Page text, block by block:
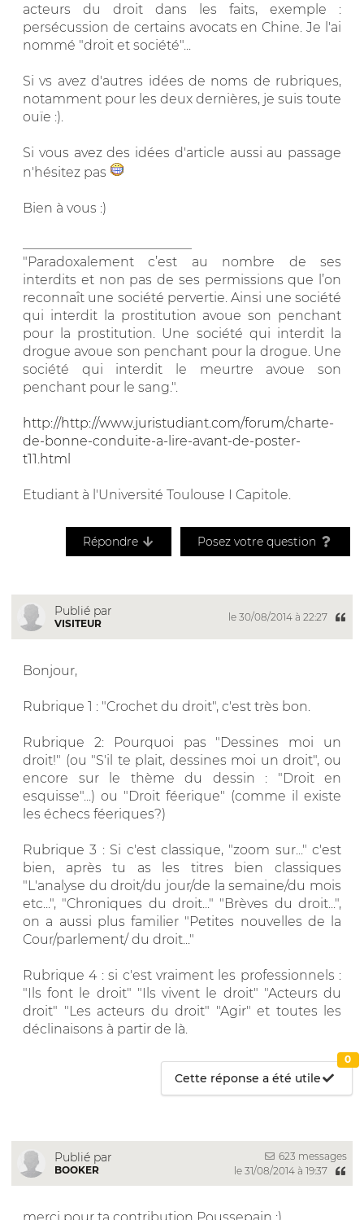
acteurs du droit dans les faits, exemple :
persécussion de certains avocats en Chine. Je l'ai
nommé "droit et société"...
Si vs avez d'autres idées de noms de rubriques,
notamment pour les deux dernières, je suis toute
ouïe :).
Si vous avez des idées d'article aussi au passage
n'hésitez pas
Bien à vous :)
"Paradoxalement c’est au nombre de ses
interdits et non pas de ses permissions que l’on
reconnaît une société pervertie. Ainsi une société
qui interdit la prostitution avoue son penchant
pour la prostitution. Une société qui interdit la
drogue avoue son penchant pour la drogue. Une
société qui interdit le meurtre avoue son
penchant pour le sang.".
http://http://www.juristudiant.com/forum/charte-
de-bonne-conduite-a-lire-avant-de-poster-
t11.html
Etudiant à l'Université Toulouse I Capitole.
Répondre Posez votre question
Publié par
VISITEUR
le 30/08/2014 à 22:27
Bonjour,
Rubrique 1 : "Crochet du droit", c'est très bon.
Rubrique 2: Pourquoi pas "Dessines moi un
droit!" (ou "S'il te plait, dessines moi un droit", ou
encore sur le thème du dessin : "Droit en
esquisse"...) ou "Droit féerique" (comme il existe
les échecs féeriques?)
Rubrique 3 : Si c'est classique, "zoom sur..." c'est
bien, après tu as les titres bien classiques
"L'analyse du droit/du jour/de la semaine/du mois
etc...", "Chroniques du droit..." "Brèves du droit...",
on a aussi plus familier "Petites nouvelles de la
Cour/parlement/ du droit..."
Rubrique 4 : si c'est vraiment les professionnels :
"Ils font le droit" "Ils vivent le droit" "Acteurs du
droit" "Les acteurs du droit" "Agir" et toutes les
déclinaisons à partir de là.
Cette réponse a été utile
0
Publié par
BOOKER
623 messages
le 31/08/2014 à 19:37
merci pour ta contribution Poussepain :)